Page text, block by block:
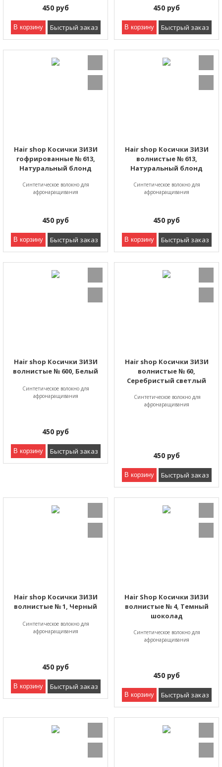
450 руб
В корзину Быстрый заказ
450 руб
В корзину Быстрый заказ
Hair shop Косички ЗИЗИ
гофрированные № 613,
Натуральный блонд
Синтетическое волокно для
афронаращивания
450 руб
В корзину Быстрый заказ
Hair shop Косички ЗИЗИ
волнистые № 613,
Натуральный блонд
Синтетическое волокно для
афронаращивания
450 руб
В корзину Быстрый заказ
Hair shop Косички ЗИЗИ
волнистые № 600, Белый
Синтетическое волокно для
афронаращивания
450 руб
В корзину Быстрый заказ
Hair shop Косички ЗИЗИ
волнистые № 60,
Серебристый светлый
Синтетическое волокно для
афронаращивания
450 руб
В корзину Быстрый заказ
Hair shop Косички ЗИЗИ
волнистые № 1, Черный
Синтетическое волокно для
афронаращивания
450 руб
В корзину Быстрый заказ
Hair Shop Косички ЗИЗИ
волнистые № 4, Темный
шоколад
Синтетическое волокно для
афронаращивания
450 руб
В корзину Быстрый заказ